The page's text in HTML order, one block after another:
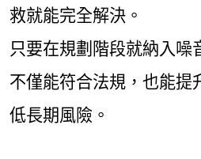
救就能完全解決。
只要在規劃階段就納入噪
不僅能符合法規，也能提
低長期風險。